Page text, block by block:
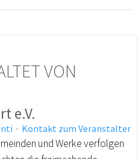
VON
e.V.
· Kontakt zum Veranstalter
und Werke verfolgen